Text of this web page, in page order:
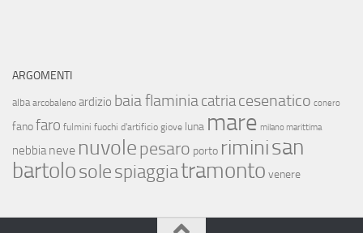
ARGOMENTI
alba arcobaleno ardizio baia flaminiacatriacesenatico conero
fanofaro fulmini fuochi d'artificio giove luna mare milano marittima
nebbia neve nuvolepesaro porto riminisan
bartolosolespiaggiatramonto venere